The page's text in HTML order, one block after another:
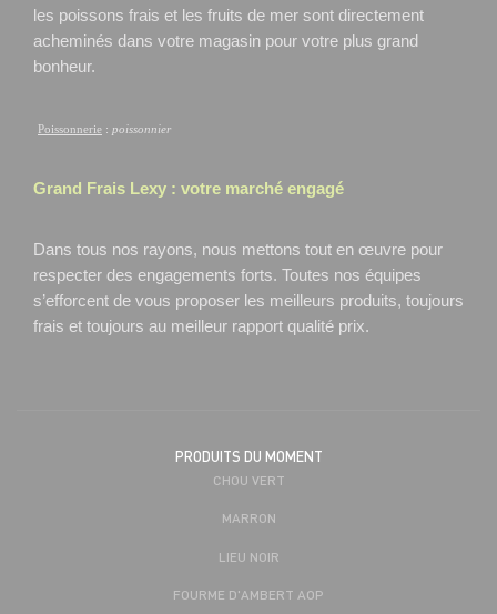
les poissons frais et les fruits de mer sont directement
acheminés dans votre magasin pour votre plus grand
bonheur.
Poissonnerie : poissonnier
Grand Frais Lexy : votre marché engagé
Dans tous nos rayons, nous mettons tout en œuvre pour
respecter des engagements forts. Toutes nos équipes
s’efforcent de vous proposer les meilleurs produits, toujours
frais et toujours au meilleur rapport qualité prix.
PRODUITS DU MOMENT
CHOU VERT
MARRON
LIEU NOIR
FOURME D'AMBERT AOP